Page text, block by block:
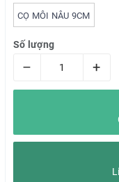
CỌ MÔI NÂU 9CM
Số lượng
– +